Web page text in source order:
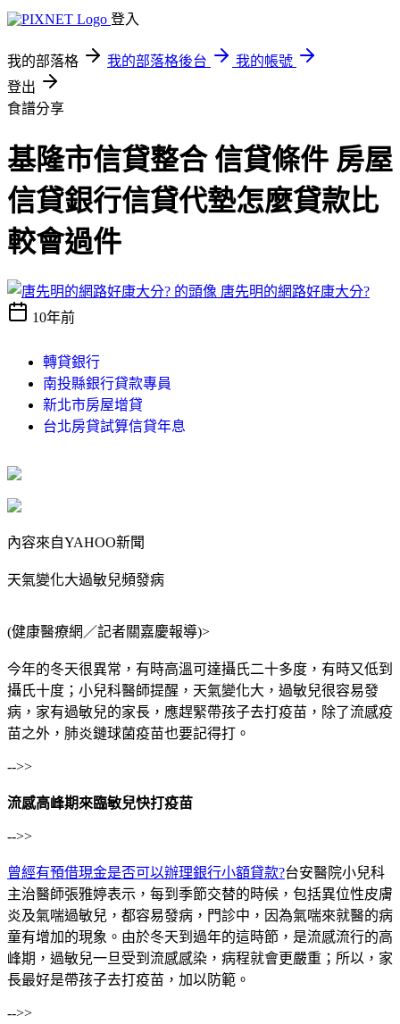
登入
我的部落格 我的部落格後台
我的帳號
登出
食譜分享
基隆市信貸整合 信貸條件 房屋
信貸銀行信貸代墊怎麼貸款比
較會過件
唐先明的網路好康大分?
10年前
轉貸銀行
南投縣銀行貸款專員
新北市房屋增貸
台北房貸試算信貸年息
內容來自YAHOO新聞
天氣變化大過敏兒頻發病
(健康醫療網／記者關嘉慶報導)>
今年的冬天很異常，有時高溫可達攝氏二十多度，有時又低到
攝氏十度；小兒科醫師提醒，天氣變化大，過敏兒很容易發
病，家有過敏兒的家長，應趕緊帶孩子去打疫苗，除了流感疫
苗之外，肺炎鏈球菌疫苗也要記得打。
-->>
流感高峰期來臨敏兒快打疫苗
-->>
曾經有預借現金是否可以辦理銀行小額貸款?台安醫院小兒科
主治醫師張雅婷表示，每到季節交替的時候，包括異位性皮膚
炎及氣喘過敏兒，都容易發病，門診中，因為氣喘來就醫的病
童有增加的現象。由於冬天到過年的這時節，是流感流行的高
峰期，過敏兒一旦受到流感感染，病程就會更嚴重；所以，家
長最好是帶孩子去打疫苗，加以防範。
-->>